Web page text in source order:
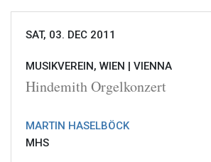
SAT, 03. DEC 2011
MUSIKVEREIN, WIEN | VIENNA
Hindemith Orgelkonzert
MARTIN HASELBÖCK
MHS